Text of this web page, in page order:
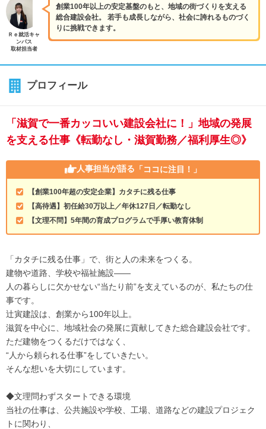
創業100年以上の安定基盤のもと、地域の街づくりを支える
総合建設会社。 若手も成長しながら、社会に誇れるものづく
りに挑戦できます。
Ｒｅ就活キャ
ンパス
取材担当者
プロフィール
「滋賀で一番カッコいい建設会社に！」地域の発展
を支える仕事《転勤なし・滋賀勤務／福利厚生◎》
人事担当が語る 「ココに注目！」
【創業100年超の安定企業】カタチに残る仕事
【高待遇】初任給30万以上／年休127日／転勤なし
【文理不問】5年間の育成プログラムで手厚い教育体制
「カタチに残る仕事」で、街と人の未来をつくる。
建物や道路、学校や福祉施設――
人の暮らしに欠かせない“当たり前”を支えているのが、私たちの仕
事です。
辻寅建設は、創業から100年以上。
滋賀を中心に、地域社会の発展に貢献してきた総合建設会社です。
ただ建物をつくるだけではなく、
“人から頼られる仕事”をしていきたい。
そんな想いを大切にしています。
◆文理問わずスタートできる環境
当社の仕事は、公共施設や学校、工場、道路などの建設プロジェク
トに関わり、